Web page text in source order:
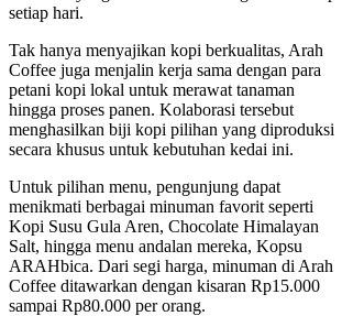
setiap hari.
Tak hanya menyajikan kopi berkualitas, Arah
Coffee juga menjalin kerja sama dengan para
petani kopi lokal untuk merawat tanaman
hingga proses panen. Kolaborasi tersebut
menghasilkan biji kopi pilihan yang diproduksi
secara khusus untuk kebutuhan kedai ini.
Untuk pilihan menu, pengunjung dapat
menikmati berbagai minuman favorit seperti
Kopi Susu Gula Aren, Chocolate Himalayan
Salt, hingga menu andalan mereka, Kopsu
ARAHbica. Dari segi harga, minuman di Arah
Coffee ditawarkan dengan kisaran Rp15.000
sampai Rp80.000 per orang.